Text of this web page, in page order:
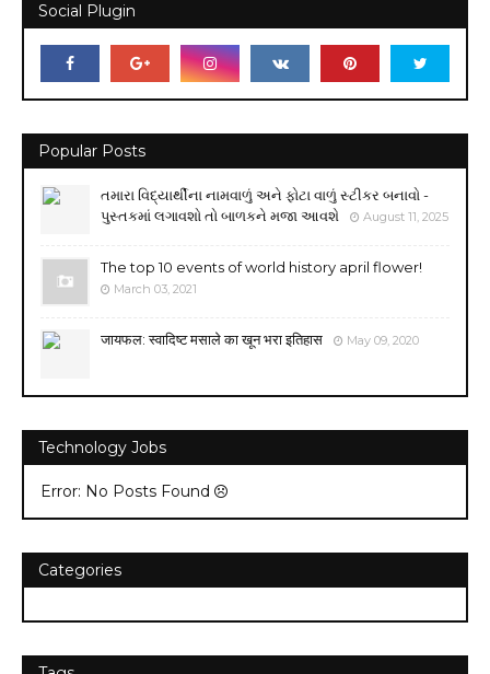
Social Plugin
Popular Posts
તમારા વિદ્યાર્થીના નામવાળું અને ફોટા વાળું સ્ટીકર બનાવો -
પુસ્તકમાં લગાવશો તો બાળકને મજા આવશે
August 11, 2025
The top 10 events of world history april flower!
March 03, 2021
जायफल: स्वादिष्ट मसाले का खून भरा इतिहास May 09, 2020
Technology Jobs
Error: No Posts Found
Categories